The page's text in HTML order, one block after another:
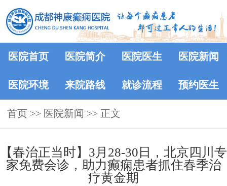
医院首页 医院简介 医院医生 医院新闻
医院环境 来院路线 就诊流程 预约医生
首页 >> 医院新闻 >> 正文
【春治正当时】‌3月28-30日，北京四川专
家免费会诊，助力癫痫患者抓住春季治
疗黄金期